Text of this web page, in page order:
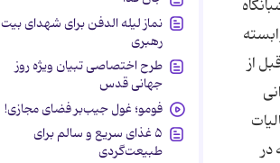
از
در
نماز لیله الدفن برای شهدای بیت
رهبری
طرح اختصاصی تبیان ویژه روز
جهانی قدس
فومو؛ غول جیب‌بر فضای مجازی!
۵ غذای سریع و سالم برای
طبیعت‌گردی